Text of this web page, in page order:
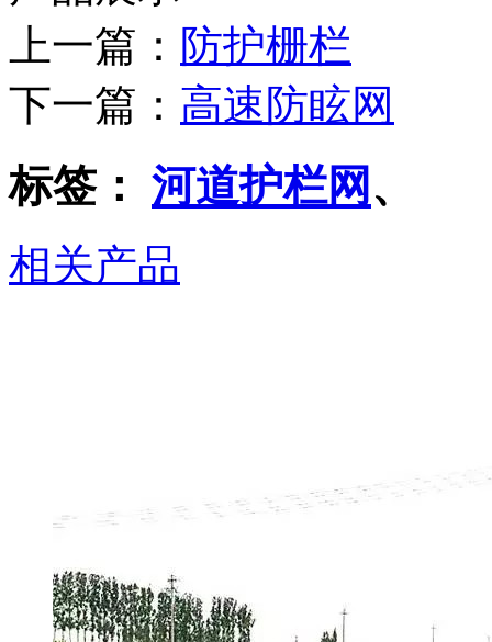
上一篇： 防护栅栏
下一篇： 高速防眩网
标签： 河道护栏网 、
相关产品